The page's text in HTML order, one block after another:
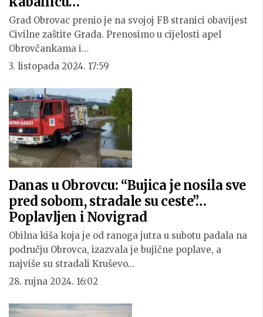
Grad Obrovac prenio je na svojoj FB stranici obavijest
Civilne zaštite Grada. Prenosimo u cijelosti apel
Obrovčankama i…
3. listopada 2024. 17:59
Danas u Obrovcu: “Bujica je nosila sve
pred sobom, stradale su ceste”…
Poplavljen i Novigrad
Obilna kiša koja je od ranoga jutra u subotu padala na
području Obrovca, izazvala je bujične poplave, a
najviše su stradali Kruševo…
28. rujna 2024. 16:02